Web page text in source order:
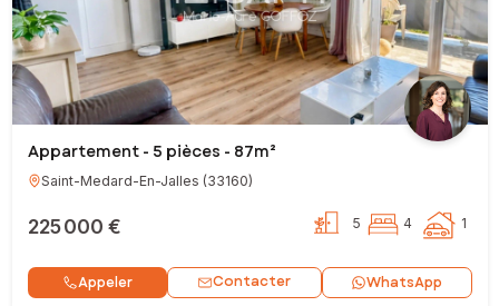
Appartement - 5 pièces - 87m²
Saint-Medard-En-Jalles (33160)
225 000 € 5 4 1
Appeler Contacter WhatsApp